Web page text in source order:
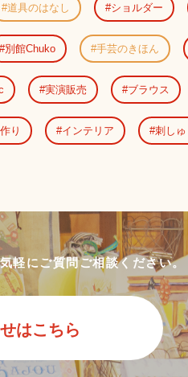
道具のはなし ショルダー
別館Chuko 手芸のきほん
実演販売 ブラウス
り インテリア 刺しゅ
軽にご質問ご相談ください。
はこちら